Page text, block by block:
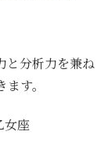
と分析力を兼ね
す。
女座